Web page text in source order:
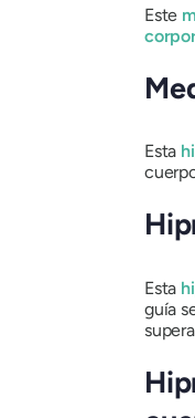
Este
Esta
Esta
guía